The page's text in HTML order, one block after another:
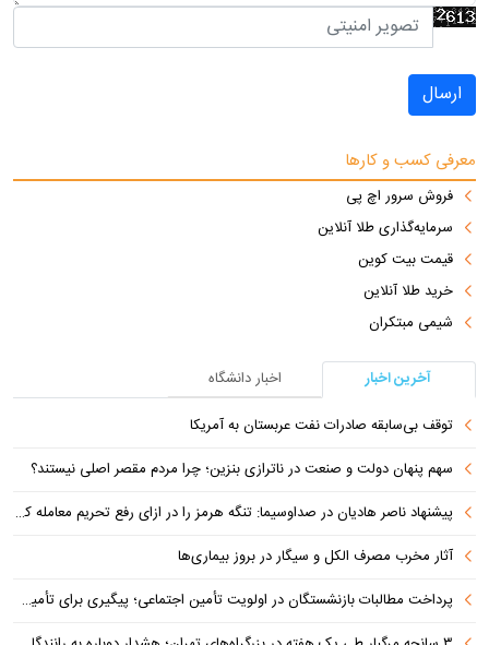
ارسال
معرفی کسب و کارها
فروش سرور اچ پی
سرمایه‌گذاری طلا آنلاین
قیمت بیت کوین
خرید طلا آنلاین
شیمی مبتکران
آخرین اخبار
اخبار دانشگاه
توقف بی‌سابقه صادرات نفت عربستان به آمریکا
سهم پنهان دولت و صنعت در ناترازی بنزین؛ چرا مردم مقصر اصلی نیستند؟
پیشنهاد ناصر هادیان در صداوسیما: تنگه هرمز را در ازای رفع تحریم معامله کنیم
آثار مخرب مصرف الکل و سیگار در بروز بیماری‌ها
پرداخت مطالبات بازنشستگان در اولویت تأمین اجتماعی؛ پیگیری برای تأمین منابع ادامه دارد